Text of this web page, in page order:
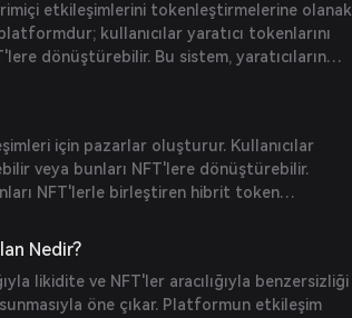
etkileşimlerini tokenleştirmelerine olanak
kullanıcılar yaratıcı tokenlarını
dönüştürebilir. Bu sistem, yaratıcıların
ve kullanıcıların çevrimiçi kişiliklere bağlı
için benzersiz bir yol sunar.
için pazarlar oluşturur. Kullanıcılar
veya bunları NFT'lere dönüştürebilir.
NFT'lerle birleştiren hibrit token
dönüştürme sağlar. Ayrıca,
tabanlı yarışmalar düzenler; oyuncular hangi
tahmin eder.
Nedir?
likidite ve NFT'ler aracılığıyla benzersizliği
öne çıkar. Platformun etkileşim